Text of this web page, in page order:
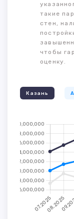
такие
стен,
чтобы
оценку.
Казань